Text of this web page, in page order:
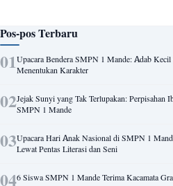
Pos-pos Terbaru
Upacara Bendera SMPN 1 Mande: Adab
Menentukan Karakter
Jejak Sunyi yang Tak Terlupakan: Perpisahan
SMPN 1 Mande
Upacara Hari Anak Nasional di SMPN 1
Lewat Pentas Literasi dan Seni
6 Siswa SMPN 1 Mande Terima Kacamata